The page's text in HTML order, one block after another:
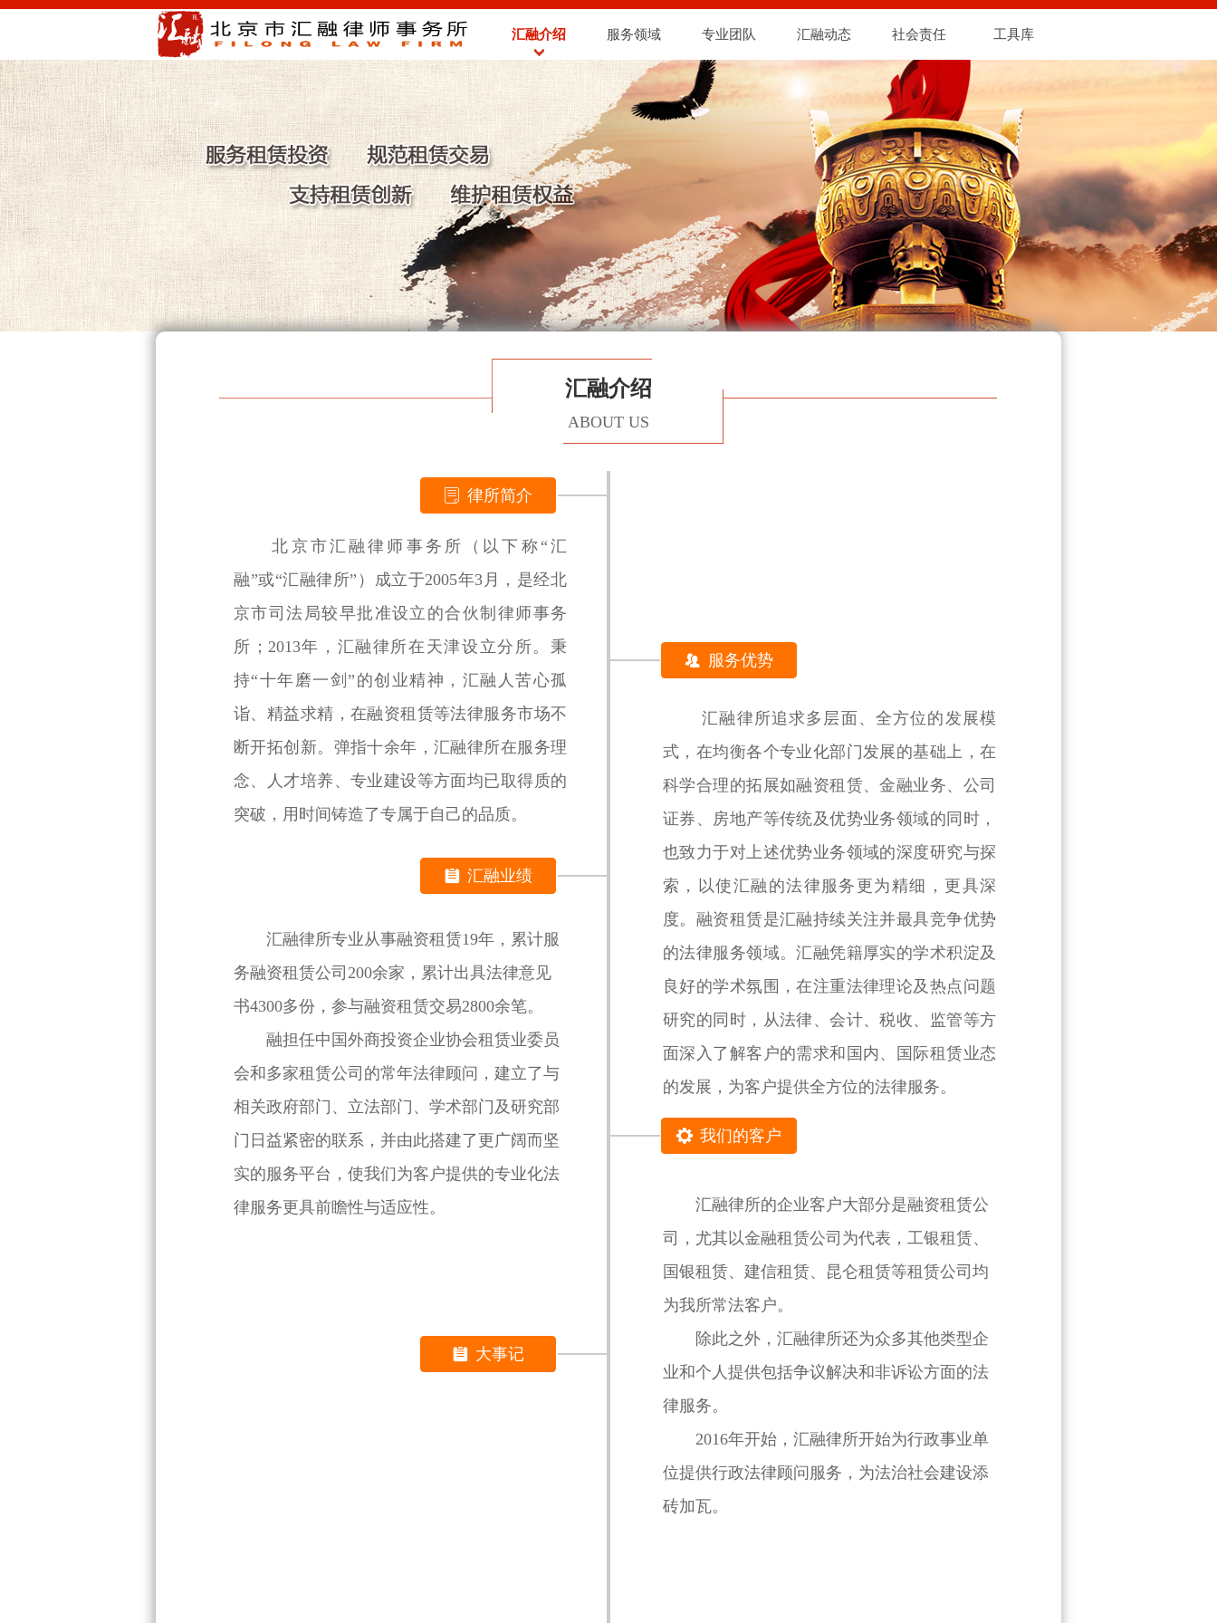
汇融介绍 服务领域 专业团队 汇融动态 社会责任 工具库
汇融介绍
ABOUT US
北京市汇融律师事务所（以下称“汇
融”或“汇融律所”）成立于2005年3月，是经北
京市司法局较早批准设立的合伙制律师事务
所；2013年，汇融律所在天津设立分所。秉
持“十年磨一剑”的创业精神，汇融人苦心孤
诣、精益求精，在融资租赁等法律服务市场不
断开拓创新。弹指十余年，汇融律所在服务理
念、人才培养、专业建设等方面均已取得质的
突破，用时间铸造了专属于自己的品质。
ꂓ 律所简介
뀡 服务优势
汇融律所追求多层面、全方位的发展模
式，在均衡各个专业化部门发展的基础上，在
科学合理的拓展如融资租赁、金融业务、公司
证券、房地产等传统及优势业务领域的同时，
也致力于对上述优势业务领域的深度研究与探
索，以使汇融的法律服务更为精细，更具深
度。融资租赁是汇融持续关注并最具竞争优势
的法律服务领域。汇融凭籍厚实的学术积淀及
良好的学术氛围，在注重法律理论及热点问题
研究的同时，从法律、会计、税收、监管等方
面深入了解客户的需求和国内、国际租赁业态
的发展，为客户提供全方位的法律服务。
뀳 汇融业绩
汇融律所专业从事融资租赁19年，累计服
务融资租赁公司200余家，累计出具法律意见
书4300多份，参与融资租赁交易2800余笔。
融担任中国外商投资企业协会租赁业委员
会和多家租赁公司的常年法律顾问，建立了与
相关政府部门、立法部门、学术部门及研究部
门日益紧密的联系，并由此搭建了更广阔而坚
实的服务平台，使我们为客户提供的专业化法
律服务更具前瞻性与适应性。
끶 我们的客户
汇融律所的企业客户大部分是融资租赁公
司，尤其以金融租赁公司为代表，工银租赁、
国银租赁、建信租赁、昆仑租赁等租赁公司均
为我所常法客户。
除此之外，汇融律所还为众多其他类型企
业和个人提供包括争议解决和非诉讼方面的法
律服务。
2016年开始，汇融律所开始为行政事业单
位提供行政法律顾问服务，为法治社会建设添
砖加瓦。
뀳 大事记